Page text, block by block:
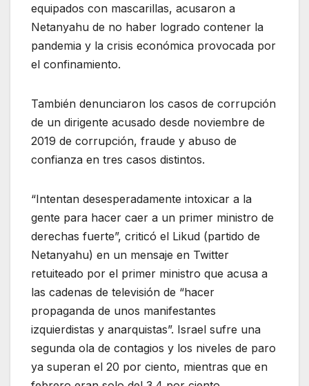
equipados con mascarillas, acusaron a
Netanyahu de no haber logrado contener la
pandemia y la crisis económica provocada por
el confinamiento.
También denunciaron los casos de corrupción
de un dirigente acusado desde noviembre de
2019 de corrupción, fraude y abuso de
confianza en tres casos distintos.
“Intentan desesperadamente intoxicar a la
gente para hacer caer a un primer ministro de
derechas fuerte”, criticó el Likud (partido de
Netanyahu) en un mensaje en Twitter
retuiteado por el primer ministro que acusa a
las cadenas de televisión de “hacer
propaganda de unos manifestantes
izquierdistas y anarquistas”. Israel sufre una
segunda ola de contagios y los niveles de paro
ya superan el 20 por ciento, mientras que en